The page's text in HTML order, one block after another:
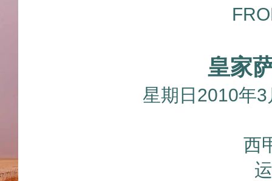
皇家
星期日2010年
西